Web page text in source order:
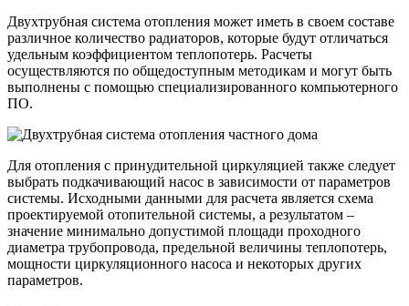
Двухтрубная система отопления может иметь в своем составе
различное количество радиаторов, которые будут отличаться
удельным коэффициентом теплопотерь. Расчеты
осуществляются по общедоступным методикам и могут быть
выполнены с помощью специализированного компьютерного
ПО.
Для отопления с принудительной циркуляцией также следует
выбрать подкачивающий насос в зависимости от параметров
системы. Исходными данными для расчета является схема
проектируемой отопительной системы, а результатом –
значение минимально допустимой площади проходного
диаметра трубопровода, предельной величины теплопотерь,
мощности циркуляционного насоса и некоторых других
параметров.